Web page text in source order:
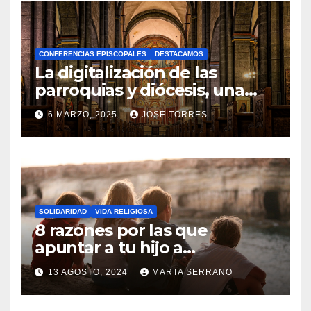
H
A
Y
C
O
M
N
T
A
R
I
O
S
CONFERENCIAS EPISCOPALES DESTACAMOS
La digitalización de las
parroquias y diócesis, una
realidad ya para el futuro de
la Iglesia
6 MARZO, 2025 JOSE TORRES
N
O
H
A
Y
SOLIDARIDAD VIDA RELIGIOSA
8 razones por las que
apuntar a tu hijo a
Catequesis
13 AGOSTO, 2024 MARTA SERRANO
N